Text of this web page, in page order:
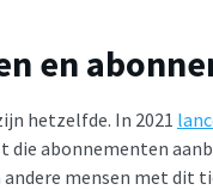
en
hetzelfde. In 2021
die abonnementen
mensen met dit